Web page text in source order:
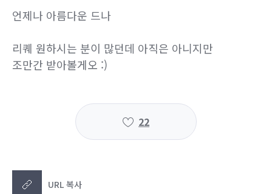
언제나 아름다운 드나
리퀘 원하시는 분이 많던데 아직은 아니지만
조만간 받아볼게오 :)
22
URL 복사